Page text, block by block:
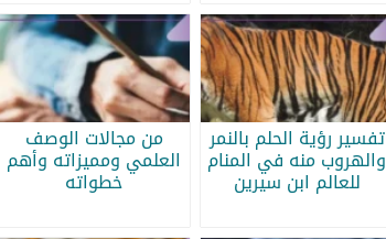
تفسير رؤية الحلم بالنمر
والهروب منه في المنام
للعالم ابن سيرين
من مجالات الوصف
العلمي ومميزاته وأهم
خطواته